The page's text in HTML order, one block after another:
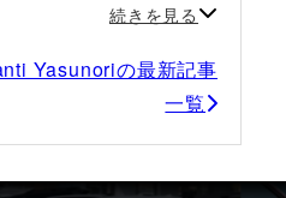
続きを見る
Yasunoriの最新記事
一覧